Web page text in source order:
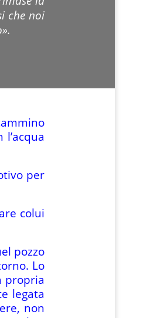
che noi
per
colui
pozzo
Lo
propria
legata
non